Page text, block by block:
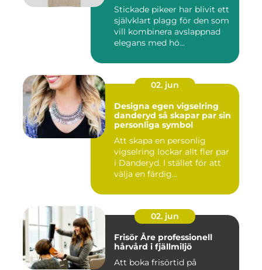
Stickade pikeer har blivit ett
självklart plagg för den som
vill kombinera avslappnad
elegans med hö...
02. jun
Designa egen vigselring
danderyd så skapar par sin
personliga symbol
Att skapa en personlig
vigselring lockar allt fler par
i Danderyd. I stället för att
välja en färdig...
02. jun
Frisör Åre professionell
hårvård i fjällmiljö
Att boka frisörtid på